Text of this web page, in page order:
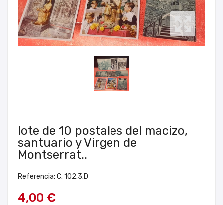
lote de 10 postales del macizo,
santuario y Virgen de
Montserrat..
Referencia: C. 102.3.D
4,00 €